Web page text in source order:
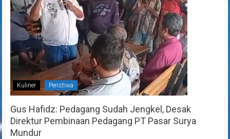
Kuliner Peristiwa
Gus Hafidz: Pedagang Sudah Jengkel, Desak
Direktur Pembinaan Pedagang PT Pasar Surya
Mundur